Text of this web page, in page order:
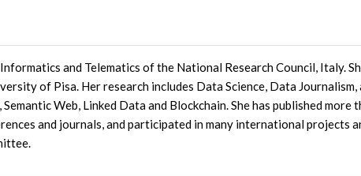
and Telematics of the National Research Council, Italy.
of Pisa. Her research includes Data Science, Data Journalism,
Web, Linked Data and Blockchain. She has published more
and journals, and participated in many international projects